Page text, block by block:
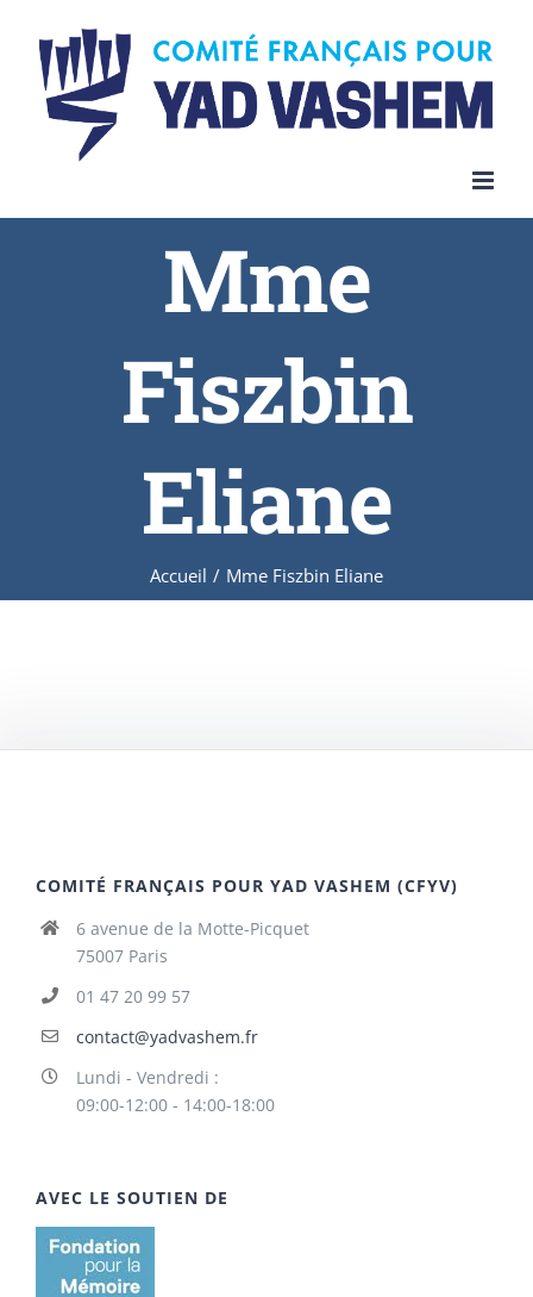
content
Mme
Fiszbin
Eliane
Accueil / Mme Fiszbin Eliane
COMITÉ FRANÇAIS POUR YAD VASHEM (CFYV)
6 avenue de la Motte-Picquet
75007 Paris
01 47 20 99 57
contact@yadvashem.fr
Lundi - Vendredi :
09:00-12:00 - 14:00-18:00
AVEC LE SOUTIEN DE